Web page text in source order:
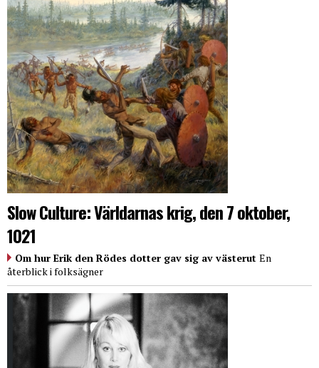
Slow Culture: Världarnas krig, den 7 oktober,
1021
Om hur Erik den Rödes dotter gav sig av västerut En
återblick i folksägner